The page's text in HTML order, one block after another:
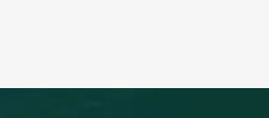
Travailler une image fidèle et Concevoir